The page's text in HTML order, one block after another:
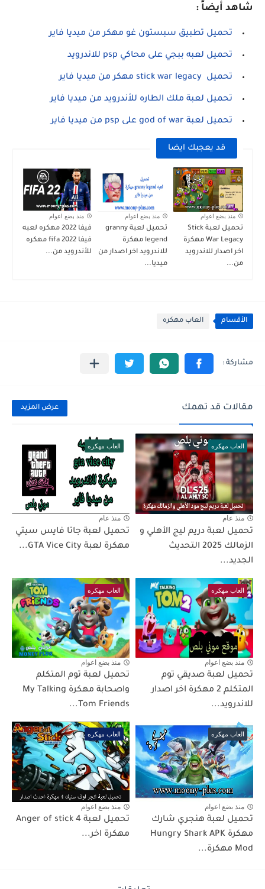
شاهد أيضاً :
تحميل تطبيق سبستون غو مهكر من ميديا فاير
تحميل لعبه ببجي على محاكي psp للاندرويد
تحميل stick war legacy مهكر من ميديا فاير
تحميل لعبة ملك الطاره للأندرويد من ميديا فاير
تحميل لعبة god of war على psp من ميديا فاير
قد يعجبك ايضا
منذ بضع اعوام
تحميل لعبة Stick
War Legacy مهكرة
اخر اصدار للاندرويد
من...
منذ بضع اعوام
تحميل لعبة granny
legend مهكرة
للاندرويد اخر اصدار من
ميديا...
منذ بضع اعوام
فيفا 2022 مهكره لعبه
فيفا fifa 2022 مهكره
للأندرويد من...
الأقسام العاب مهكره
مقالات قد تهمك عرض المزيد
العاب مهكره
منذ عام
تحميل لعبة دريم ليج الأهلي و
الزمالك 2025 التحديث
الجديد...
العاب مهكره
منذ عام
تحميل لعبة جاتا فايس سيتي
مهكرة لعبة GTA Vice City...
العاب مهكره
منذ بضع اعوام
تحميل لعبة صديقي توم
المتكلم 2 مهكرة اخر اصدار
للاندرويد...
العاب مهكره
منذ بضع اعوام
تحميل لعبة توم المتكلم
واصحابة مهكرة My Talking
Tom Friends...
العاب مهكره
منذ بضع اعوام
تحميل لعبة هنجري شارك
مهكرة Hungry Shark APK
Mod مهكرة...
العاب مهكره
منذ بضع اعوام
تحميل لعبة Anger of stick 4
مهكرة اخر...